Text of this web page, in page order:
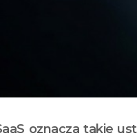
oznacza takie